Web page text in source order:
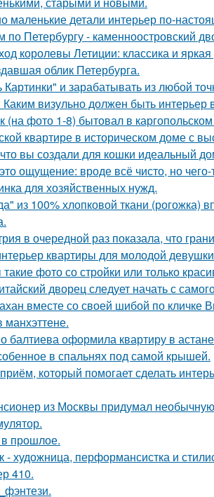
маленькие детали интерьер по-
по Петербургу - каменноостровский
королевы Летиции: классика и яркая
облик Петербурга.
Картинки" и зарабатывать из любой
Каким визульно должен быть
(на фото 1-8) бытовал в
квартире в историческом доме с
вы создали для кошки идеальный
ощущение: вроде всё чисто, но чего-
для хозяйственных нужд.
из 100% хлопковой ткани (рогожка)
в очередной раз показала, что
квартиры для молодой
фото со стройки или только
дворец следует начать с
вместе со своей шибой по кличке
манхэттене.
балтиева оформила квартиру в
в спальнях под самой крышей.
который помогает сделать
из Москвы придумал
прошлое.
- художница, перформансистка и
410.